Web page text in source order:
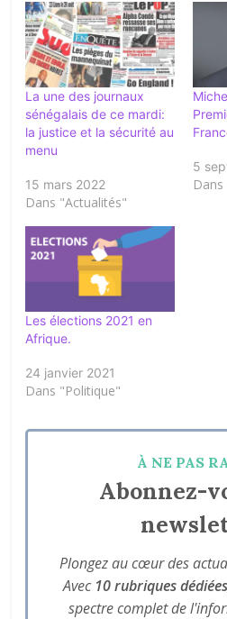
La une des journaux
sénégalais de ce mardi:
la justice et la sécurité au
menu
15 mars 2022
Dans "Actualités"
5
Les élections 2021 en
Afrique.
24 janvier 2021
Dans "Politique"
À NE PAS
Abonnez-
Plongez au cœur des
Avec 10 rubriques dédiées
spectre complet de